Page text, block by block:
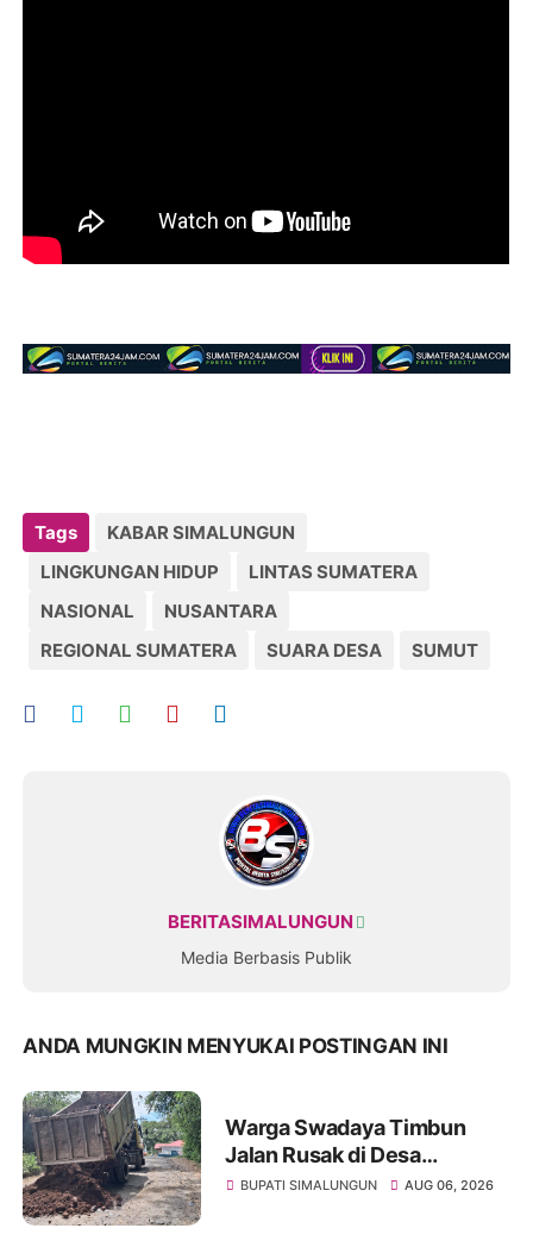
Tags
KABAR SIMALUNGUN
LINGKUNGAN HIDUP
LINTAS SUMATERA
NASIONAL
NUSANTARA
REGIONAL SUMATERA
SUARA DESA SUMUT
BERITASIMALUNGUN
Media Berbasis Publik
ANDA MUNGKIN MENYUKAI POSTINGAN INI
Warga Swadaya Timbun
Jalan Rusak di Desa
Sibangun Mariah, Harapkan
BUPATI SIMALUNGUN AUG 06, 2026